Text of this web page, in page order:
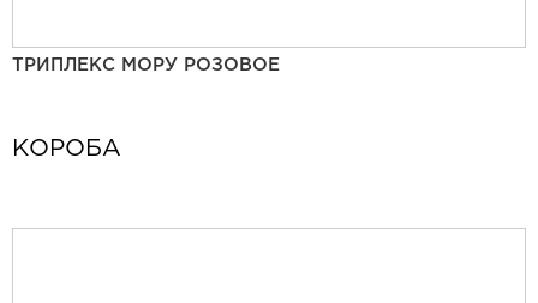
ТРИПЛЕКС МОРУ РОЗОВОЕ
КОРОБА